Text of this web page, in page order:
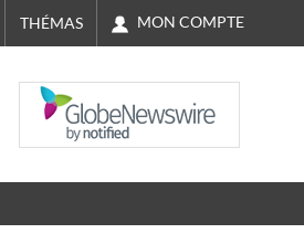
THÉMAS MON COMPTE
NASDAQ